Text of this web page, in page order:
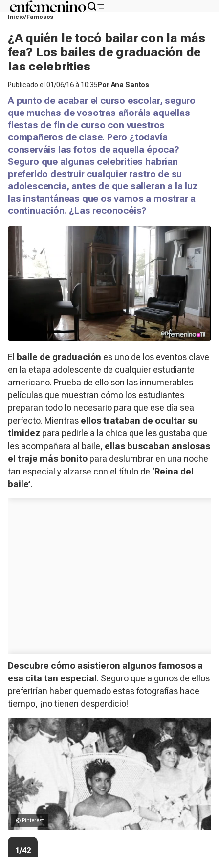
Inicio Famosos
¿A quién le tocó bailar con la más
fea? Los bailes de graduación de
las celebrities
Publicado el 01/06/16 à 10:35 Por Ana Santos
A punto de acabar el curso escolar, seguro
que muchas de vosotras añoráis aquellas
fiestas de fin de curso con vuestros
compañeros de clase. Pero ¿todavía
conserváis las fotos de aquella época?
Seguro que algunas celebrities habrían
preferido destruir cualquier rastro de su
adolescencia, antes de que salieran a la luz
las instantáneas que os vamos a mostrar a
continuación. ¿Las reconocéis?
El baile de graduación es uno de los eventos clave
en la etapa adolescente de cualquier estudiante
americano. Prueba de ello son las innumerables
películas que muestran cómo los estudiantes
preparan todo lo necesario para que ese día sea
perfecto. Mientras ellos trataban de ocultar su
timidez para pedirle a la chica que les gustaba que
les acompañara al baile, ellas buscaban ansiosas
el traje más bonito para deslumbrar en una noche
tan especial y alzarse con el título de ‘Reina del
baile’.
Descubre cómo asistieron algunos famosos a
esa cita tan especial . Seguro que algunos de ellos
preferirían haber quemado estas fotografías hace
tiempo, ¡no tienen desperdicio!
© Pinterest
1/42